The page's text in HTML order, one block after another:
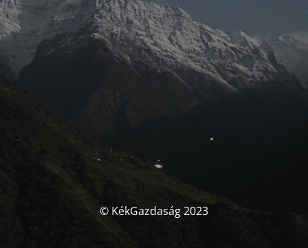
© KékGazdaság 2023